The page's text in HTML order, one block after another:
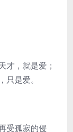
才，就是爱；
是爱。
受孤寂的侵